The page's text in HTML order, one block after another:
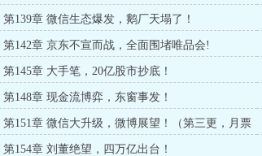
第139章 微信生态爆发，鹅厂天塌了！
第142章 京东不宣而战，全面围堵唯品会!
第145章 大手笔，20亿股市抄底！
第148章 现金流博弈，东窗事发！
第151章 微信大升级，微博展望！（第三更，月票
加更）
第154章 刘董绝望，四万亿出台！